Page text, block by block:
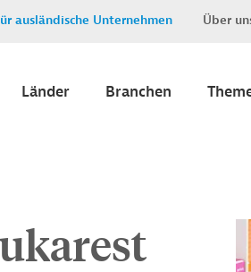
ausländische Unternehmen Über
Länder Branchen